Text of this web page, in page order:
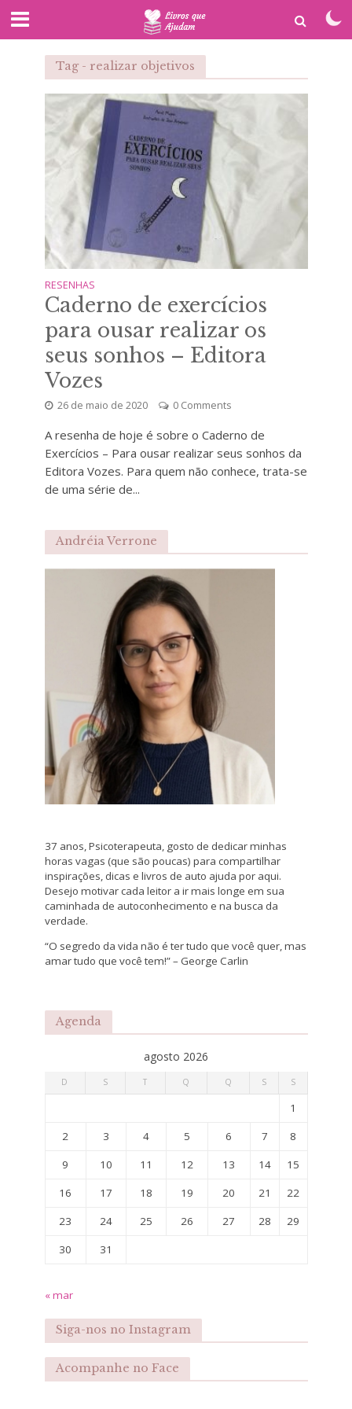
Tag - realizar objetivos
RESENHAS
Caderno de exercícios
para ousar realizar os
seus sonhos – Editora
Vozes
26 de maio de 2020 0 Comments
A resenha de hoje é sobre o Caderno de
Exercícios – Para ousar realizar seus sonhos da
Editora Vozes. Para quem não conhece, trata-se
de uma série de...
Andréia Verrone
37 anos, Psicoterapeuta, gosto de dedicar minhas
horas vagas (que são poucas) para compartilhar
inspirações, dicas e livros de auto ajuda por aqui.
Desejo motivar cada leitor a ir mais longe em sua
caminhada de autoconhecimento e na busca da
verdade.
“O segredo da vida não é ter tudo que você quer, mas
amar tudo que você tem!” – George Carlin
Agenda
agosto 2026
D S T Q Q S S
1
2
3 4 5 6 7
8
9
10 11 12 13 14
15
16
17 18 19 20 21
22
23
24 25 26 27 28
29
30
31
« mar
Siga-nos no Instagram
Acompanhe no Face